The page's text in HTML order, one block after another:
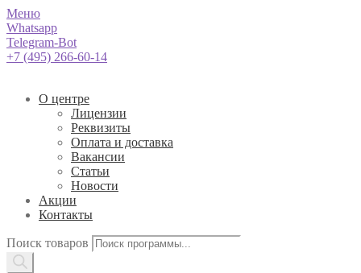
Меню
Whatsapp
Telegram-Bot
+7 (495) 266-60-14
О центре
Лицензии
Реквизиты
Оплата и доставка
Вакансии
Статьи
Новости
Акции
Контакты
Поиск товаров